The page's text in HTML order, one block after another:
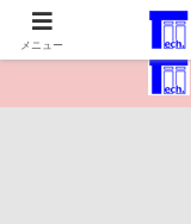
医療保
メニュー